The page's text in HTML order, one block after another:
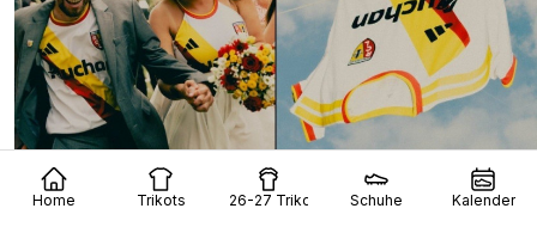
Home Trikots 26-27 Trikots Schuhe Kalender
Adidas RC Lens drittes Trikot 26/27 veröffentlicht –